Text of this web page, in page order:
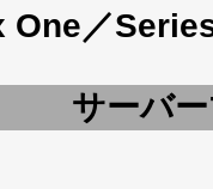
One／
サーバ